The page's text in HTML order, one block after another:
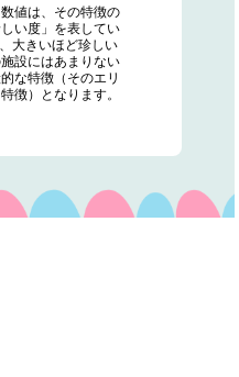
値は、その特徴の
い度」を表してい
大きいほど珍しい
設にはあまりない
な特徴（そのエリ
徴）となります。